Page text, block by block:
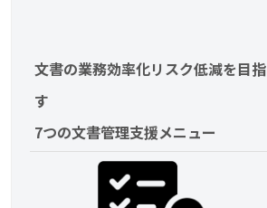
文書の業務効率化リスク低減を目指
す
7つの文書管理支援メニュー